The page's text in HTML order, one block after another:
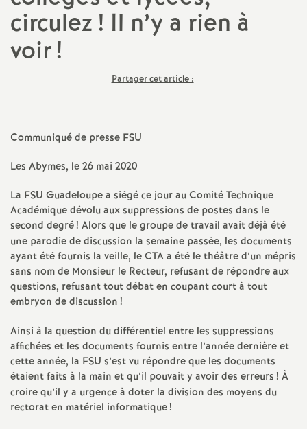
a
a
l
d
s
E
circulez! Il n’y a rien à
voir!
Partager cet article :
Communiqué de presse FSU
Les Abymes, le 26 mai 2020
La FSU Guadeloupe a siégé ce jour au Comité Technique
Académique dévolu aux suppressions de postes dans le
second degré! Alors que le groupe de travail avait déjà été
une parodie de discussion la semaine passée, les documents
ayant été fournis la veille, le CTA a été le théâtre d’un mépris
sans nom de Monsieur le Recteur, refusant de répondre aux
questions, refusant tout débat en coupant court à tout
embryon de discussion !
Ainsi à la question du différentiel entre les suppressions
affichées et les documents fournis entre l’année dernière et
cette année, la FSU s’est vu répondre que les documents
étaient faits à la main et qu’il pouvait y avoir des erreurs ! À
croire qu’il y a urgence à doter la division des moyens du
rectorat en matériel informatique!